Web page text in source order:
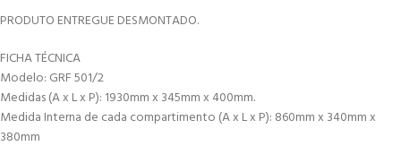
PRODUTO ENTREGUE DESMONTADO.
FICHA TÉCNICA
Modelo: GRF 501/2
Medidas (A x L x P): 1930mm x 345mm x 400mm.
Medida Interna de cada compartimento (A x L x P): 860mm x 340mm x
380mm